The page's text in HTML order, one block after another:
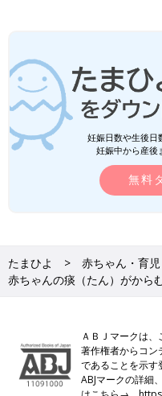
妊娠日数や生後日
妊娠中から産後
無料
たまひよ 赤ちゃん・育児
赤ちゃんの痰（たん）がから
ＡＢＪマークは、
著作権者からコン
であることを示す
ABJマークの詳細